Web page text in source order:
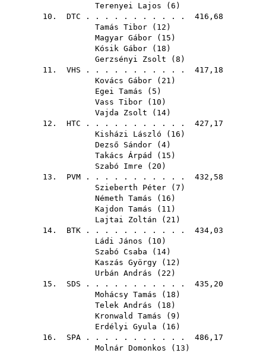
Terenyei Lajos ( 6 )
10. DTC . . . . . . . . . . . 416,68
Tamás Tibor ( 12 )
Magyar Gábor ( 15 )
Kósik Gábor ( 18 )
Gerzsényi Zsolt ( 8 )
11. VHS . . . . . . . . . . . 417,18
Kovács Gábor ( 21 )
Egei Tamás ( 5 )
Vass Tibor ( 10 )
Vajda Zsolt ( 14)
12. HTC . . . . . . . . . . . 427,17
Kisházi László ( 16 )
Dezső Sándor ( 4)
Takács Árpád
( 15 )
Szabó Imre ( 20 )
13. PVM . . . . . . . . . . . 432,58
Szieberth Péter ( 7 )
Németh Tamás ( 16 )
Kajdon Tamás ( 11 )
Lajtai Zoltán ( 21 )
14. BTK . . . . . . . . . . . 434,03
Ládi János ( 10 )
Szabó Csaba ( 14)
Kaszás György ( 12 )
Urbán András ( 22 )
15. SDS . . . . . . . . . . . 435,20
Mohácsy Tamás ( 18 )
Telek András ( 18 )
Kronwald Tamás ( 9 )
Erdélyi Gyula ( 16 )
16. SPA . . . . . . . . . . . 486,17
Molnár Domonkos ( 13 )